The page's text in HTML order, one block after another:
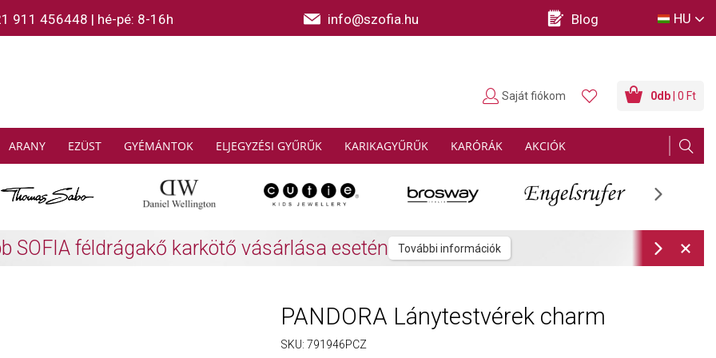
911 456448 | hé-pé: 8-16h info@szofia.hu Blog HU
ARANY EZÜST GYÉMÁNTOK ELJEGYZÉSI GYŰRŰK KARIKAGYŰRŰK KARÓRÁK AKCIÓK
0db | 0 Ft
Saját fiókom
SABO: Gyűjtsön és spóroljon További információk
PANDORA Lánytestvérek charm
SKU: 791946PCZ